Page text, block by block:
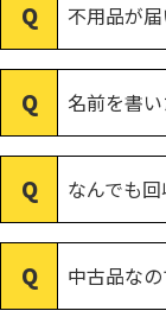
不用品が届
名前を書
なんでも
中古品な